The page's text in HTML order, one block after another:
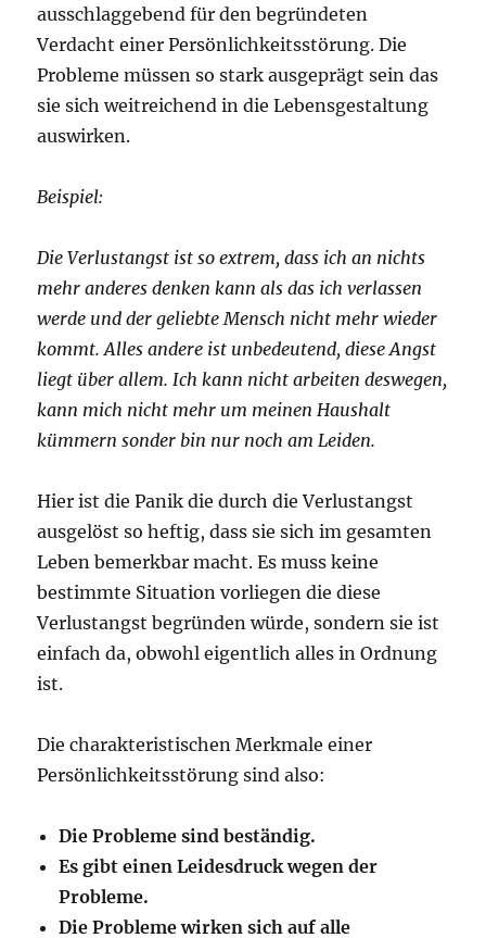
ausschlaggebend für den begründeten
Verdacht einer Persönlichkeitsstörung. Die
Probleme müssen so stark ausgeprägt sein das
sie sich weitreichend in die Lebensgestaltung
auswirken.
Beispiel:
Die Verlustangst ist so extrem, dass ich an nichts
mehr anderes denken kann als das ich verlassen
werde und der geliebte Mensch nicht mehr wieder
kommt. Alles andere ist unbedeutend, diese Angst
liegt über allem. Ich kann nicht arbeiten deswegen,
kann mich nicht mehr um meinen Haushalt
kümmern sonder bin nur noch am Leiden.
Hier ist die Panik die durch die Verlustangst
ausgelöst so heftig, dass sie sich im gesamten
Leben bemerkbar macht. Es muss keine
bestimmte Situation vorliegen die diese
Verlustangst begründen würde, sondern sie ist
einfach da, obwohl eigentlich alles in Ordnung
ist.
Die charakteristischen Merkmale einer
Persönlichkeitsstörung sind also:
Die Probleme sind beständig.
Es gibt einen Leidesdruck wegen der
Probleme.
Die Probleme wirken sich auf alle